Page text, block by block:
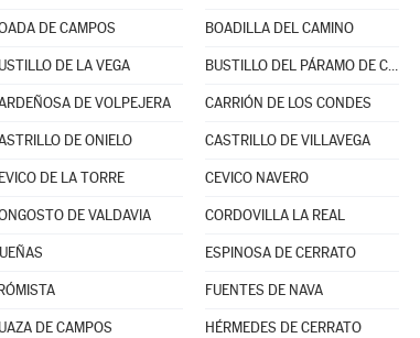
DE CAMPOS BOADILLA DEL CAMINO
DE LA VEGA BUSTILLO DEL PÁRAMO DE CARRIÓN
DE VOLPEJERA CARRIÓN DE LOS CONDES
DE ONIELO CASTRILLO DE VILLAVEGA
DE LA TORRE CEVICO NAVERO
DE VALDAVIA CORDOVILLA LA REAL
ESPINOSA DE CERRATO
FUENTES DE NAVA
DE CAMPOS HÉRMEDES DE CERRATO